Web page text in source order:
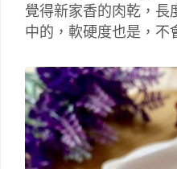
覺得新家香的肉乾，長
中的，軟硬度也是，不